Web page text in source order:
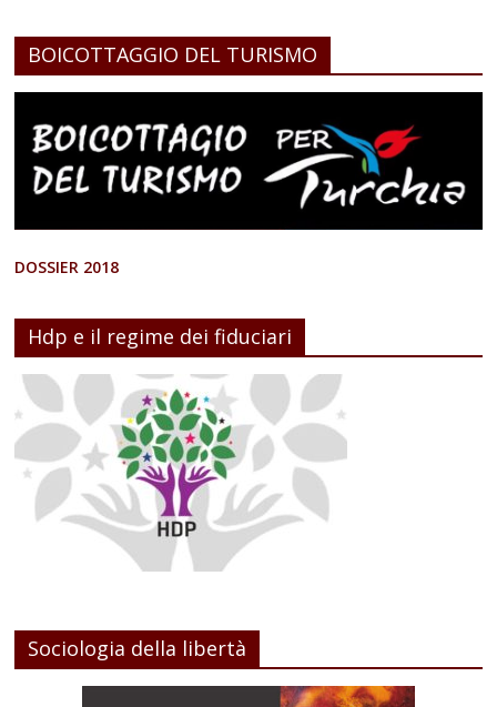
BOICOTTAGGIO DEL TURISMO
DOSSIER 2018
Hdp e il regime dei fiduciari
Sociologia della libertà